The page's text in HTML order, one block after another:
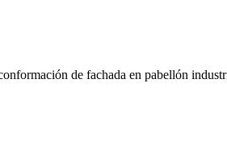
de fachada en pabellón